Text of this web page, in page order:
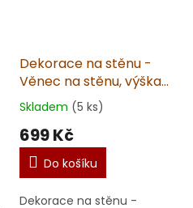
Dekorace na stěnu -
Věnec na stěnu, výška
26 cm, 1,2 kg, pískovec
Průměrné
hodnocení
produktu
5,0
5
Skladem (5 ks)
699 Kč
Do košíku
Dekorace na stěnu -